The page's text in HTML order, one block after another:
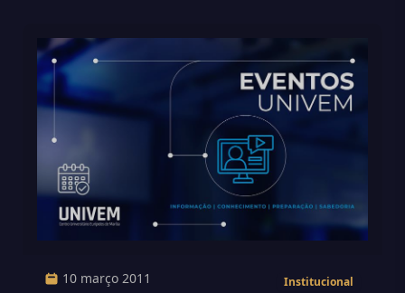
10 março 2011 Institucional